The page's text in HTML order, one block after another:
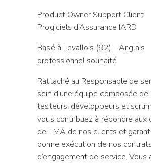
Product Owner Support Client
Progiciels d’Assurance IARD
Basé à Levallois (92) - Anglais
professionnel souhaité
Rattaché au Responsable de
sein d’une équipe composée de
testeurs, développeurs et
vous contribuez à répondre aux
de TMA de nos clients et
bonne exécution de nos
d’engagement de service. Vous